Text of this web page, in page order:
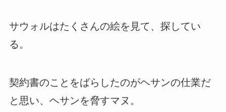
サウォルはたくさんの絵を見て、探してい
る。
契約書のことをばらしたのがヘサンの仕業だ
と思い、ヘサンを脅すマヌ。